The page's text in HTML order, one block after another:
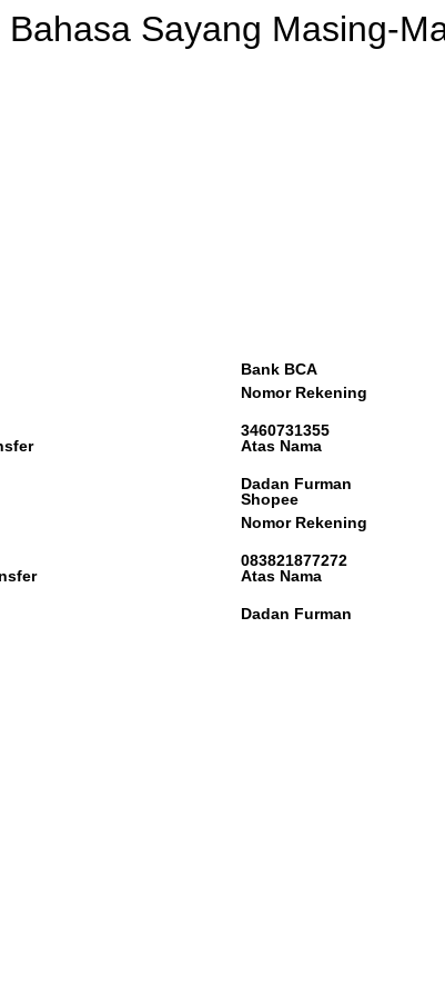
Sayang Masing-
Bank BCA
Nomor Rekening
3460731355
Atas Nama
Dadan Furman
Shopee
Nomor Rekening
083821877272
Atas Nama
Dadan Furman